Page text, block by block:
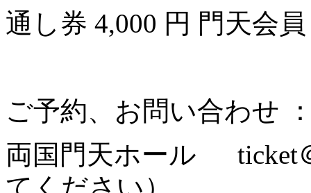
通し券 4,000 円 ⾨天会
ご予約、お問い合わせ
両国⾨天ホール ticket